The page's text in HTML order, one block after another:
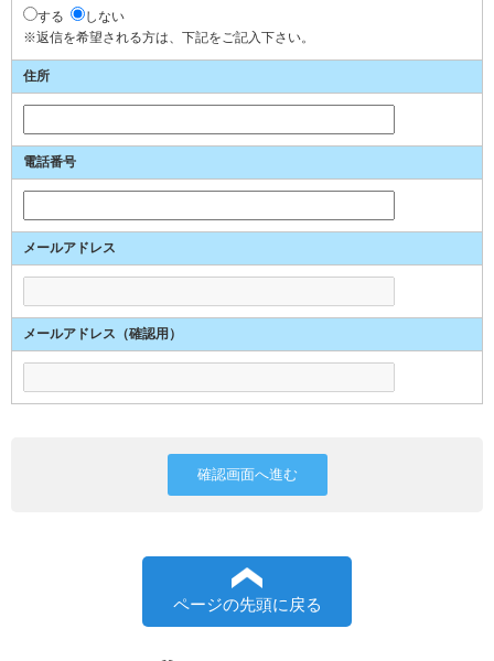
する
しない
※返信を希望される方は、下記をご記入下さい。
住所
電話番号
メールアドレス
メールアドレス（確認用）
ページの先頭に戻る